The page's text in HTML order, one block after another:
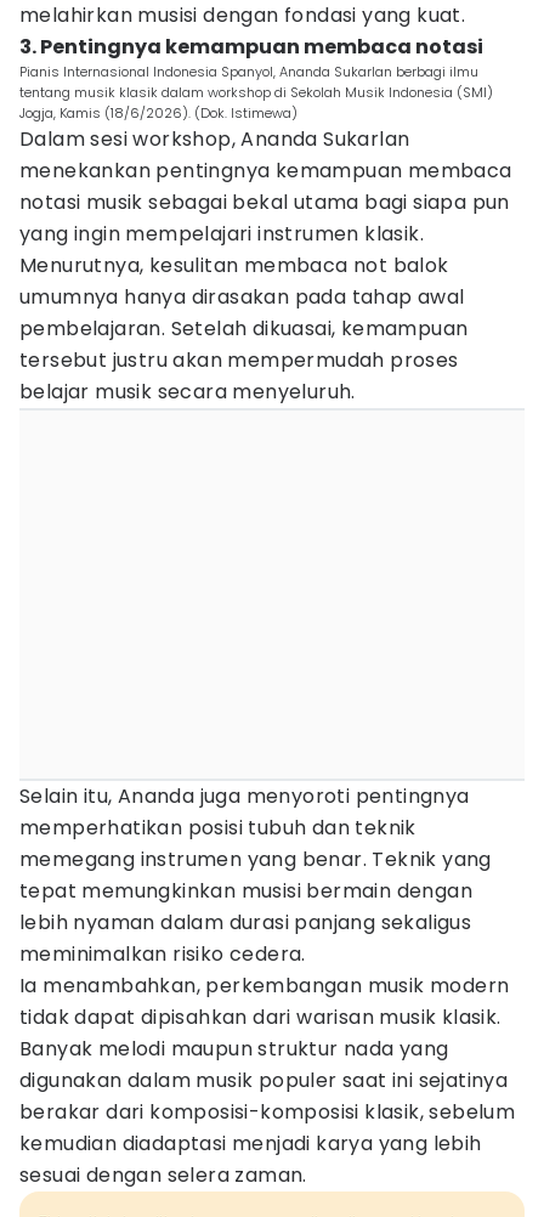
melahirkan musisi dengan fondasi yang kuat.
3. Pentingnya kemampuan membaca notasi
Pianis Internasional Indonesia Spanyol, Ananda Sukarlan berbagi ilmu
tentang musik klasik dalam workshop di Sekolah Musik Indonesia (SMI)
Jogja, Kamis (18/6/2026). (Dok. Istimewa)
Dalam sesi workshop, Ananda Sukarlan
menekankan pentingnya kemampuan membaca
notasi musik sebagai bekal utama bagi siapa pun
yang ingin mempelajari instrumen klasik.
Menurutnya, kesulitan membaca not balok
umumnya hanya dirasakan pada tahap awal
pembelajaran. Setelah dikuasai, kemampuan
tersebut justru akan mempermudah proses
belajar musik secara menyeluruh.
Selain itu, Ananda juga menyoroti pentingnya
memperhatikan posisi tubuh dan teknik
memegang instrumen yang benar. Teknik yang
tepat memungkinkan musisi bermain dengan
lebih nyaman dalam durasi panjang sekaligus
meminimalkan risiko cedera.
Ia menambahkan, perkembangan musik modern
tidak dapat dipisahkan dari warisan musik klasik.
Banyak melodi maupun struktur nada yang
digunakan dalam musik populer saat ini sejatinya
berakar dari komposisi-komposisi klasik, sebelum
kemudian diadaptasi menjadi karya yang lebih
sesuai dengan selera zaman.